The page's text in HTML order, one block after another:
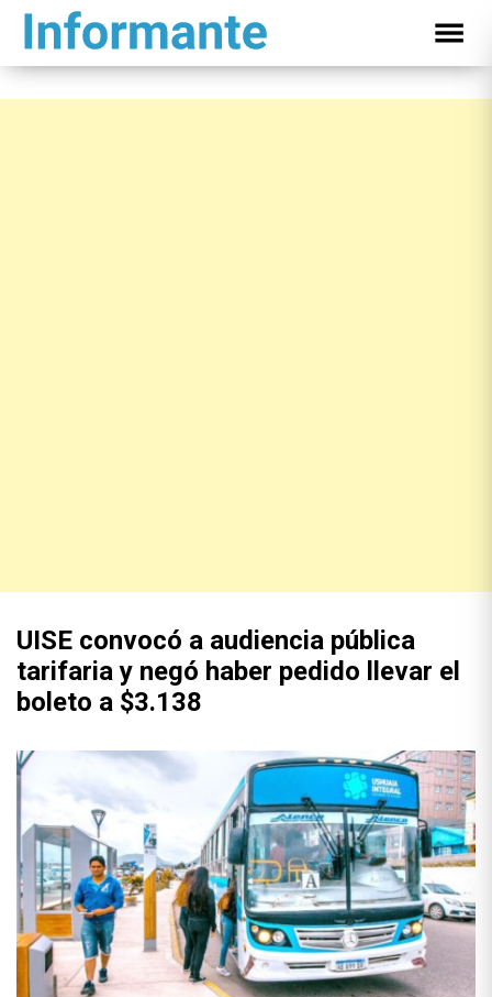
UISE convocó a audiencia pública
tarifaria y negó haber pedido llevar el
boleto a $3.138